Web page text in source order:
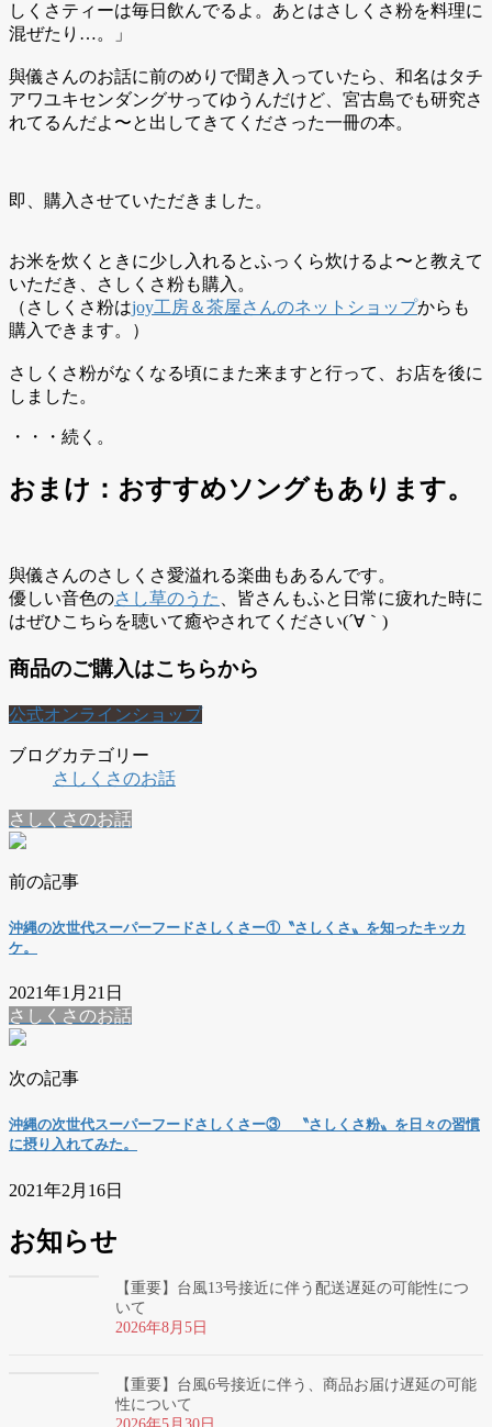
しくさティーは毎日飲んでるよ。あとはさしくさ粉を料理に
混ぜたり…。」
與儀さんのお話に前のめりで聞き入っていたら、和名はタチ
アワユキセンダングサってゆうんだけど、宮古島でも研究さ
れてるんだよ〜と出してきてくださった一冊の本。
即、購入させていただきました。
お米を炊くときに少し入れるとふっくら炊けるよ〜と教えて
いただき、さしくさ粉も購入。
（さしくさ粉はjoy工房＆茶屋さんのネットショップからも
購入できます。）
さしくさ粉がなくなる頃にまた来ますと行って、お店を後に
しました。
・・・続く。
おまけ：おすすめソングもあります。
與儀さんのさしくさ愛溢れる楽曲もあるんです。
優しい音色のさし草のうた 、皆さんもふと日常に疲れた時に
はぜひこちらを聴いて癒やされてください(´∀｀)
商品のご購入はこちらから
公式オンラインショップ
ブログカテゴリー
さしくさのお話
さしくさのお話
前の記事
沖縄の次世代スーパーフードさしくさー①〝さしくさ〟を知ったキッカ
ケ。
2021年1月21日
さしくさのお話
次の記事
沖縄の次世代スーパーフードさしくさー③ 〝さしくさ粉〟を日々の習慣
に摂り入れてみた。
2021年2月16日
お知らせ
【重要】台風13号接近に伴う配送遅延の可能性につ
いて
2026年8月5日
【重要】台風6号接近に伴う、商品お届け遅延の可能
性について